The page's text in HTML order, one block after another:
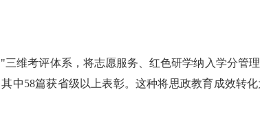
维考评体系，将志愿服务、红色研学纳入学分管
中58篇获省级以上表彰。这种将思政教育成效转